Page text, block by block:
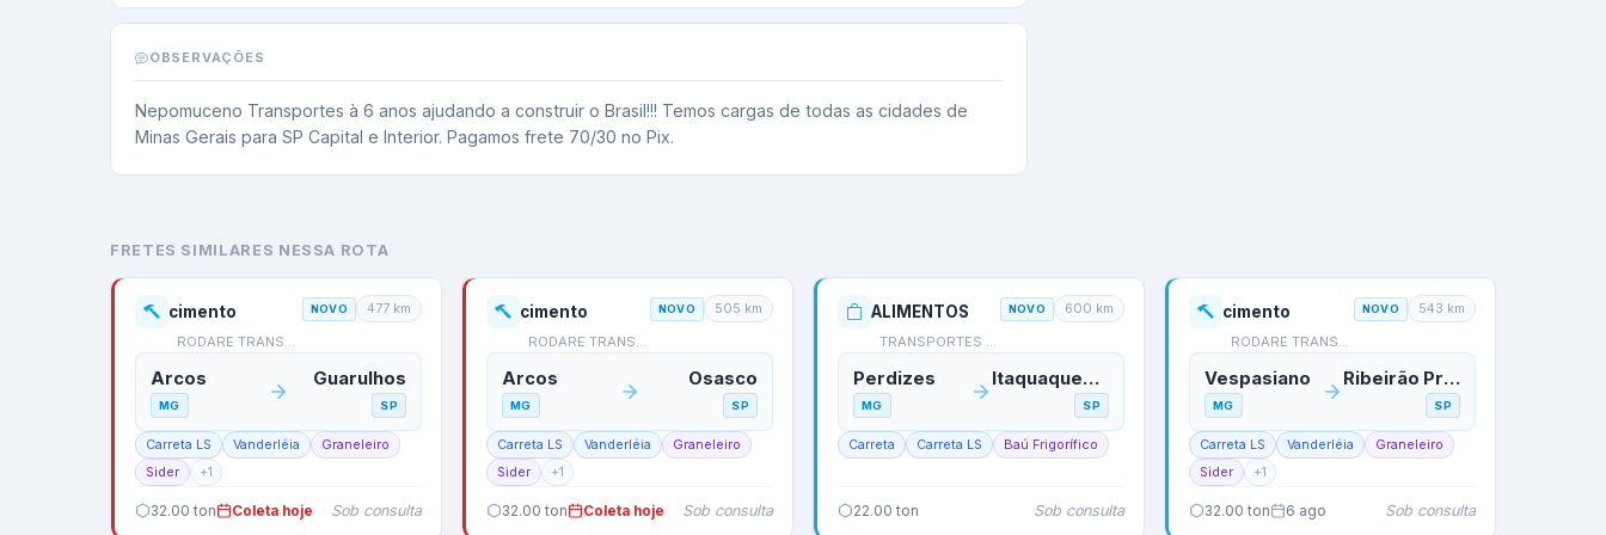
OBSERVAÇÕES
Nepomuceno Transportes à 6 anos ajudando a construir o Brasil!!! Temos cargas de todas as cidades de
Minas Gerais para SP Capital e Interior. Pagamos frete 70/30 no Pix.
FRETES SIMILARES NESSA ROTA
cimento
RODARE TRANSPORTES
NOVO 477 km
Arcos
MG
Guarulhos
SP
Carreta LS Vanderléia
Graneleiro
Sider
+1
32.00 ton Coleta hoje Sob consulta
cimento
RODARE TRANSPORTES
NOVO 505 km
Arcos
MG
Osasco
SP
Carreta LS Vanderléia
Graneleiro
Sider
+1
32.00 ton Coleta hoje Sob consulta
ALIMENTOS
TRANSPORTES KLASSEN AG…
NOVO 600 km
Perdizes
MG
Itaquaquecetuba
SP
Carreta Carreta LS Baú Frigorífico
22.00 ton Sob consulta
cimento
RODARE TRANSPORTES
NOVO 543 km
Vespasiano
MG
Ribeirão Preto
SP
Carreta LS Vanderléia
Graneleiro
Sider
+1
32.00 ton 6 ago Sob consulta